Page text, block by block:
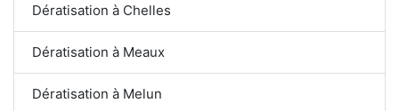
Dératisation à Chelles
Dératisation à Meaux
Dératisation à Melun